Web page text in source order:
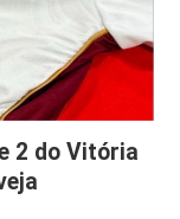
2 do Vitória